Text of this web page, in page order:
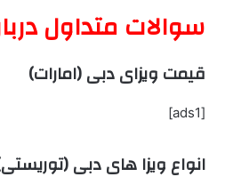
سوالات متداول
قیمت ویزای دبی (امارات)
[ads1]
انواع ویزا های دبی